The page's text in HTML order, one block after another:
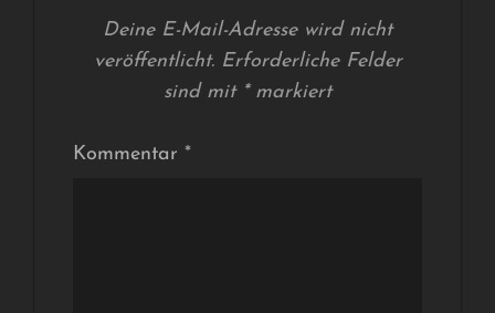
Deine E-Mail-Adresse wird nicht
veröffentlicht. Erforderliche Felder
sind mit *markiert
Kommentar *